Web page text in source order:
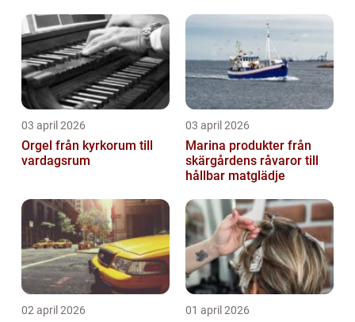
03 april 2026
Orgel från kyrkorum till
vardagsrum
03 april 2026
Marina produkter från
skärgårdens råvaror till
hållbar matglädje
02 april 2026 01 april 2026